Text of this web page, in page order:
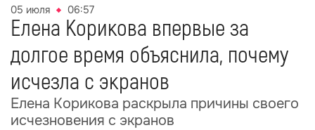
05 июля 06:57
Елена Корикова впервые за
долгое время объяснила, почему
исчезла с экранов
Елена Корикова раскрыла причины своего
исчезновения с экранов